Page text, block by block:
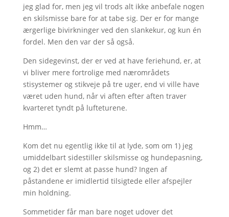
jeg glad for, men jeg vil trods alt ikke anbefale nogen
en skilsmisse bare for at tabe sig. Der er for mange
ærgerlige bivirkninger ved den slankekur, og kun én
fordel. Men den var der så også.
Den sidegevinst, der er ved at have feriehund, er, at
vi bliver mere fortrolige med nærområdets
stisystemer og stikveje på tre uger, end vi ville have
været uden hund, når vi aften efter aften traver
kvarteret tyndt på lufteturene.
Hmm…
Kom det nu egentlig ikke til at lyde, som om 1) jeg
umiddelbart sidestiller skilsmisse og hundepasning,
og 2) det er slemt at passe hund? Ingen af
påstandene er imidlertid tilsigtede eller afspejler
min holdning.
Sommetider får man bare noget udover det